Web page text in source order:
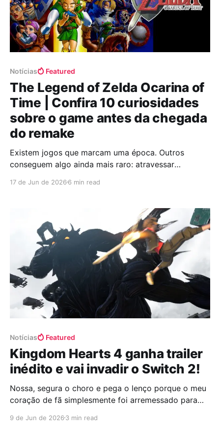
Notícias Featured
The Legend of Zelda Ocarina of
Time | Confira 10 curiosidades
sobre o game antes da chegada
do remake
Existem jogos que marcam uma época. Outros
conseguem algo ainda mais raro: atravessar
depois de seu lançamento original, The Legend of
como uma das aventuras mais importantes já
criadas. Para muita gente, foi a
17 de Jun de 2026 6 min read
Notícias Featured
Kingdom Hearts 4 ganha trailer
inédito e vai invadir o Switch 2!
Nossa, segura o choro e pega o lenço porque o meu
coração de fã simplesmente foi arremessado para
Depois de um silêncio que parecia durar uma
9 de Jun de 2026 3 min read